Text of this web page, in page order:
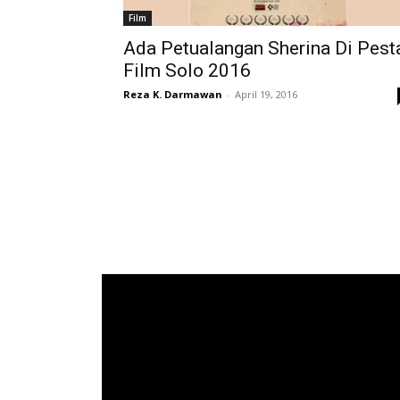
Film
Ada Petualangan Sherina Di
Film Solo 2016
Reza K. Darmawan - April 19, 2016